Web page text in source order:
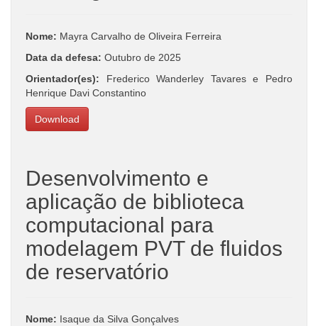
Nome: Mayra Carvalho de Oliveira Ferreira
Data da defesa: Outubro de 2025
Orientador(es): Frederico Wanderley Tavares e Pedro
Henrique Davi Constantino
Download
Desenvolvimento e
aplicação de biblioteca
computacional para
modelagem PVT de fluidos
de reservatório
Nome: Isaque da Silva Gonçalves